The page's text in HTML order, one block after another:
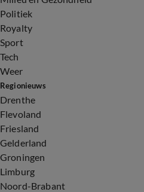
Politiek
Royalty
Sport
Tech
Weer
Regionieuws
Drenthe
Flevoland
Friesland
Gelderland
Groningen
Limburg
Noord-Brabant